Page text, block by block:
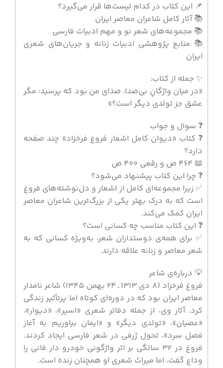
📌 این کتاب در کدام لیست‌ها قرار می‌گیرد؟
📚 آثار کامل شاعران معاصر ایران
📚 مجموعه‌های شعر نو و مهم ادبیات فارسی
📚 منابع پژوهشی ادبیات زنانه و جریان‌های شعری
ایران
✨ جمله از کتاب:
«در میان واژگانِ بی‌صدا، صدای من بود که پرسید: مگر
عشق جز تولدی دیگر است؟»
❓ سوال و جواب
❓ کتاب «دیوان کامل اشعار فروغ فرخزاد» چند صفحه
دارد؟
📖 464 ص و رقعی 400 ص
❓ چرا این کتاب پیشنهاد می‌شود؟
✅ زیرا مجموعه‌ای کامل از اشعار و دل‌نوشته‌های فروغ
است که به درک بهتر یکی از بزرگ‌ترین شاعران معاصر
ایران کمک می‌کند.
❓ این کتاب مناسب چه کسانی است؟
✅ برای همه‌ی دوستداران شعر، به‌ویژه کسانی که به
شعر معاصر و زنانه علاقه دارند.
💡 درباره‌ی شاعر
فروغ فرخزاد
(۸ دی ۱۳۱۳ ـ ۲۴ بهمن ۱۳۴۵) شاعر نامدار
معاصر ایران بود که در دوره‌ای کوتاه اما پرتأثیر زندگی
کرد. آثار وی، از جمله دفاتر شعری «اسیر»، «دیوار»،
«عصیان»، «تولدی دیگر» و «ایمان بیاوریم به آغاز
فصل سرد»، تحول ژرفی در شعر فارسی ایجاد کردند.
فروغ در ۳۲ سالگی بر اثر واژگونی خودرو دار فانی را
وداع گفت، اما میراث شعری او همچنان زنده است.